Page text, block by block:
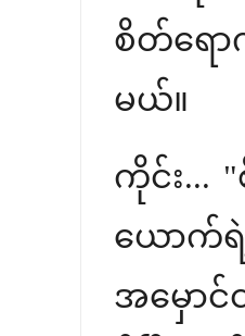
စိတ်ရော
မယ်။
ကိုင်း...
ယောက်
အမှော